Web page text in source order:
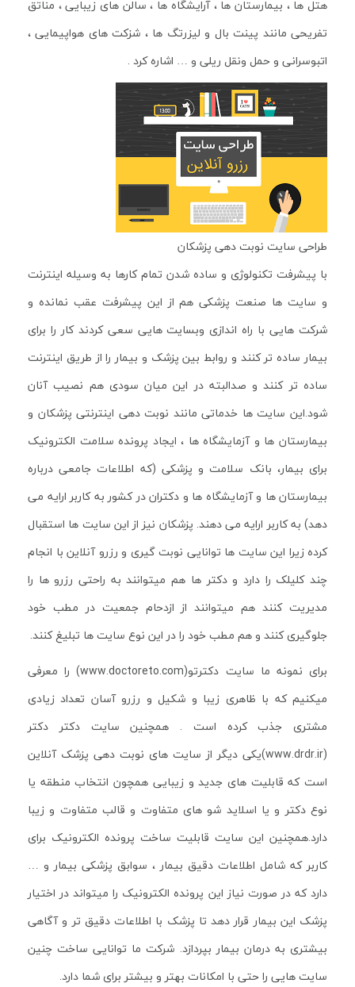
هتل ها ، بیمارستان ها ، آرایشگاه ها ، سالن های زیبایی ، مناتق
تفریحی مانند پینت بال و لیزرتگ ها ، شزکت های هواپیمایی ،
اتبوسرانی و حمل ونقل ریلی و … اشاره کرد .
طراحی سایت نوبت دهی پزشکان
با پیشرفت تکنولوژی و ساده شدن تمام کارها به وسیله اینترنت
و سایت ها صنعت پزشکی هم از این پیشرفت عقب نمانده و
شرکت هایی با راه اندازی وبسایت هایی سعی کردند کار را برای
بیمار ساده تر کنند و روابط بین پزشک و بیمار را از طریق اینترنت
ساده تر کنند و صدالبته در این میان سودی هم نصیب آنان
شود.این سایت ها خدماتی مانند نوبت دهی اینترنتی پزشکان و
بیمارستان ها و آزمایشگاه ها ، ایجاد پرونده سلامت الکترونیک
برای بیمار، بانک سلامت و پزشکی (که اطلاعات جامعی درباره
بیمارستان ها و آزمایشگاه ها و دکتران در کشور به کاربر ارایه می
دهد) به کاربر ارایه می دهند. پزشکان نیز از این سایت ها استقبال
کرده زیرا این سایت ها توانایی نوبت گیری و رزرو آنلاین با انجام
چند کلیلک را دارد و دکتر ها هم میتوانند به راحتی رزرو ها را
مدیریت کنند هم میتوانند از ازدحام جمعیت در مطب خود
جلوگیری کنند و هم مطب خود را در این نوع سایت ها تبلیغ کنند.
برای نمونه ما سایت دکترتو(www.doctoreto.com) را معرفی
میکنیم که با ظاهری زیبا و شکیل و رزرو آسان تعداد زیادی
مشتری جذب کرده است . همچنین سایت دکتر دکتر
(www.drdr.ir)یکی دیگر از سایت های نوبت دهی پزشک آنلاین
است که قابلیت های جدید و زیبایی همچون انتخاب منطقه یا
نوع دکتر و یا اسلاید شو های متفاوت و قالب متفاوت و زیبا
دارد.همچنین این سایت قابلیت ساخت پرونده الکترونیک برای
کاربر که شامل اطلاعات دقیق بیمار ، سوابق پزشکی بیمار و …
دارد که در صورت نیاز این پرونده الکترونیک را میتواند در اختیار
پزشک این بیمار قرار دهد تا پزشک با اطلاعات دقیق تر و آگاهی
بیشتری به درمان بیمار بپردازد. شرکت ما توانایی ساخت چنین
سایت هایی را حتی با امکانات بهتر و بیشتر برای شما دارد.